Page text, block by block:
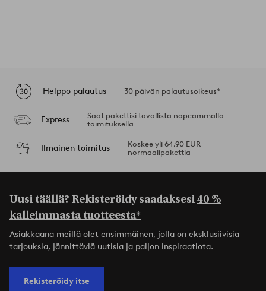
Helppo palautus 30 päivän palautusoikeus*
Express
Saat pakettisi tavallista nopeammalla
toimituksella
Ilmainen toimitus
Koskee yli 64,90 EUR
normaalipakettia
Uusi täällä? Rekisteröidy saadaksesi40 %
kalleimmasta tuotteesta*
Asiakkaana meillä olet ensimmäinen, jolla on eksklusiivisia
tarjouksia, jännittäviä uutisia ja paljon inspiraatiota.
Rekisteröidy itse